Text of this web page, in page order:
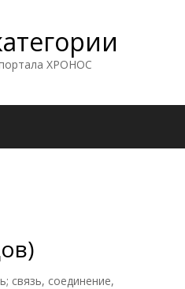
ХРОНОС
связь, соединение,